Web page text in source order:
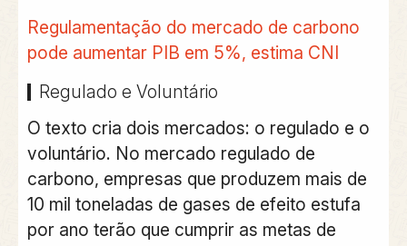
Regulamentação do mercado de carbono
pode aumentar PIB em 5%, estima CNI
Regulado e Voluntário
O texto cria dois mercados: o regulado e o
voluntário. No mercado regulado de
carbono, empresas que produzem mais de
10 mil toneladas de gases de efeito estufa
por ano terão que cumprir as metas de